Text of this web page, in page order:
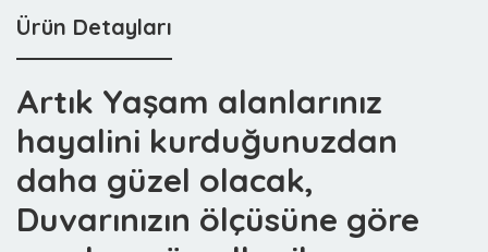
Ürün Detayları
Artık Yaşam alanlarınız
hayalini kurduğunuzdan
daha güzel olacak,
Duvarınızın ölçüsüne göre